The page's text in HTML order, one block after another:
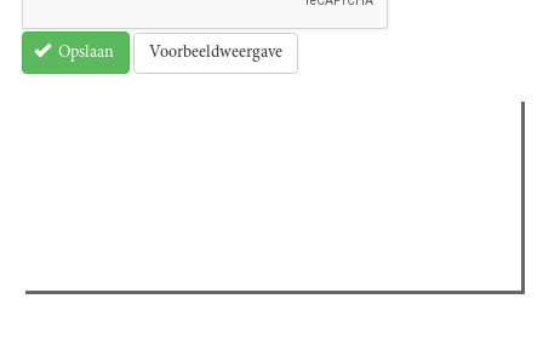
Opslaan Voorbeeldweergave